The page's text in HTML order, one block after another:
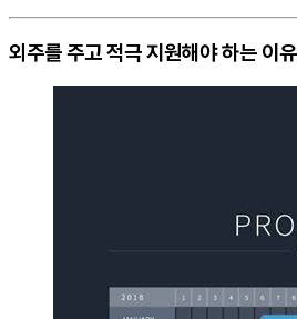
외주를 주고 적극 지원해야 하는 이유